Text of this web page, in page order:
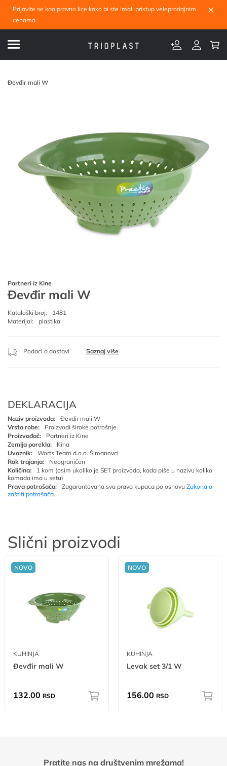
Prijavite se kao pravno lice kako bi ste imali pristup veleprodajnim
cenama.
×
Đevđir mali W
Partneri iz Kine
Đevđir mali W
Kataloški broj:
1481
Materijal:
plastika
Podaci o dostavi Saznaj više
DEKLARACIJA
Naziv proizvoda:
Đevđir mali W
Vrsta robe:
Proizvodi široke potrošnje.
Proizvođač:
Partneri iz Kine
Zemlja porekla:
Kina
Uvoznik:
Worts Team d.o.o. Šimanovci
Rok trajanja:
Neograničen
Količina:
1 kom (osim ukoliko je SET proizvoda, kada piše u nazivu koliko
komada ima u setu)
Prava potrošača:
Zagarantovana sva prava kupaca po osnovu Zakona o
zaštiti potrošača.
Slični proizvodi
NOVO
KUHINJA
Đevđir mali W
132.00 RSD
NOVO
KUHINJA
Levak set 3/1 W
156.00 RSD
Pratite nas na društvenim mrežama!